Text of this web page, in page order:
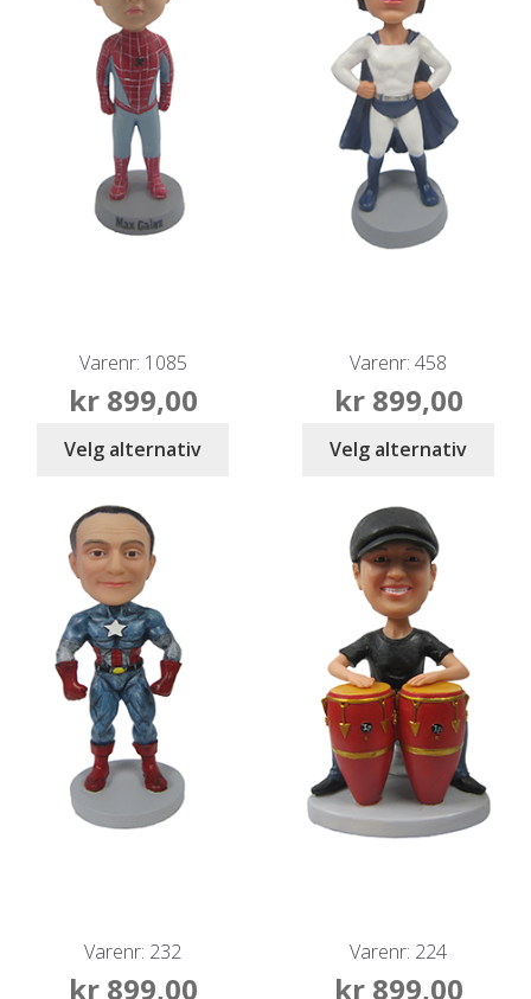
Varenr: 1085
kr899,00
Velg alternativ
Varenr: 458
kr899,00
Velg alternativ
Varenr: 232
kr899,00
Varenr: 224
kr899,00